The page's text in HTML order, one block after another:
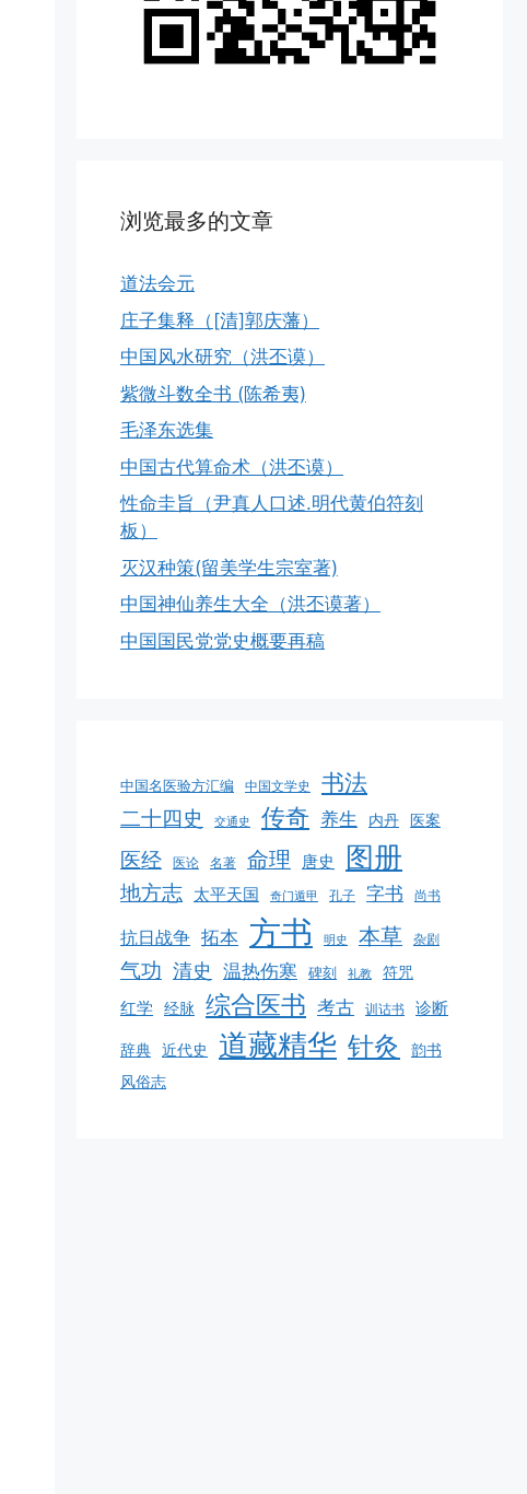
浏览最多的文章
道法会元
庄子集释（[清]郭庆藩）
中国风水研究（洪丕谟）
紫微斗数全书 (陈希夷)
毛泽东选集
中国古代算命术（洪丕谟）
性命圭旨（尹真人口述.明代黄伯符刻
板）
灭汉种策(留美学生宗室著)
中国神仙养生大全（洪丕谟著）
中国国民党党史概要再稿
中国名医验方汇编 中国文学史 书法
二十四史 交通史 传奇 养生 内丹 医案
医经 医论 名著 命理 唐史 图册
地方志 太平天国 奇门遁甲 孔子 字书 尚书
抗日战争 拓本 方书 明史 本草 杂剧
气功 清史 温热伤寒 碑刻 礼教 符咒
红学 经脉 综合医书 考古 训诂书 诊断
辞典 近代史 道藏精华 针灸 韵书
风俗志